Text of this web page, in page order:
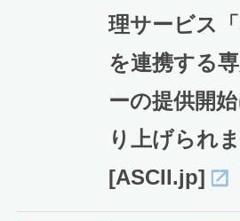
理サービス「
を連携する
ーの提供開
り上げられま
[ASCII.jp]